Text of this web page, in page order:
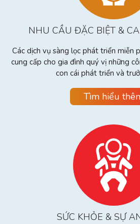
NHU CẦU ĐẶC BIỆT &
Các dịch vụ sàng lọc phát triển miễn
cung cấp cho gia đình quý vị những
con cái phát triển và
Tìm hiểu
SỨC KHỎE & SỰ